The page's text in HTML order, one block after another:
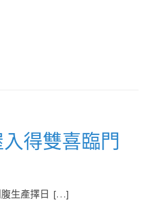
得雙喜臨門
腹生產擇日 […]